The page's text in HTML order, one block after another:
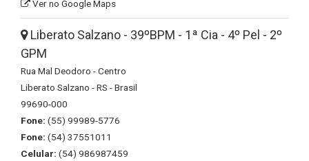
Ver no Google Maps
Liberato Salzano - 39ºBPM - 1ª Cia - 4º Pel - 2º
GPM
Rua Mal Deodoro - Centro
Liberato Salzano - RS - Brasil
99690-000
Fone: (55) 99989-5776
Fone: (54) 37551011
Celular: (54) 986987459